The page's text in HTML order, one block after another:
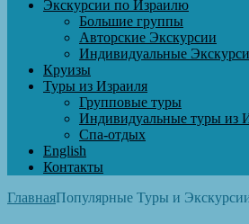
Экскурсии по Израилю
Большие группы
Авторские Экскурсии
Индивидуальные
Круизы
Туры из Израиля
Групповые туры
Индивидуальные туры из
Спа-отдых
English
Контакты
ГлавнаяПопулярные Туры и